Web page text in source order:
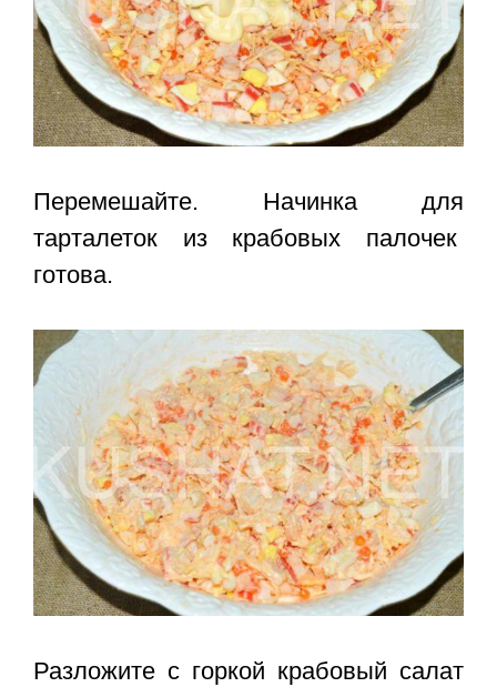
Перемешайте. Начинка для
тарталеток из крабовых палочек
готова.
Разложите с горкой крабовый салат